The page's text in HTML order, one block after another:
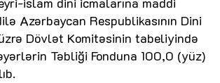
Azərbaycan Respublikasının Dini
Dövlət Komitəsinin tabeliyində
Təbliği Fonduna 100,0 (yüz)